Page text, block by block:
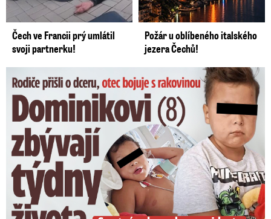
Čech ve Francii prý umlátil
svoji partnerku!
Požár u oblíbeného italského
jezera Čechů!
Dominikovi (8) zbývají týdny života: Vzkaz od exprezidenta